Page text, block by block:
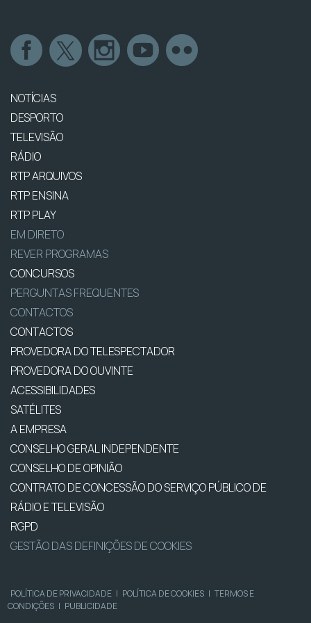
NOTÍCIAS
DESPORTO
TELEVISÃO
RÁDIO
RTP ARQUIVOS
RTP ENSINA
RTP PLAY
EM DIRETO
REVER PROGRAMAS
CONCURSOS
PERGUNTAS FREQUENTES
CONTACTOS
CONTACTOS
PROVEDORA DO TELESPECTADOR
PROVEDORA DO OUVINTE
ACESSIBILIDADES
SATÉLITES
A EMPRESA
CONSELHO GERAL INDEPENDENTE
CONSELHO DE OPINIÃO
CONTRATO DE CONCESSÃO DO SERVIÇO PÚBLICO DE
RÁDIO E TELEVISÃO
RGPD
GESTÃO DAS DEFINIÇÕES DE COOKIES
POLÍTICA DE PRIVACIDADE | POLÍTICA DE COOKIES | TERMOS E
CONDIÇÕES | PUBLICIDADE